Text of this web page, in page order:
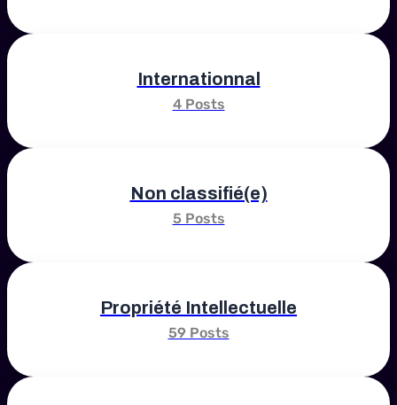
Internationnal
4 Posts
Non classifié(e)
5 Posts
Propriété Intellectuelle
59 Posts